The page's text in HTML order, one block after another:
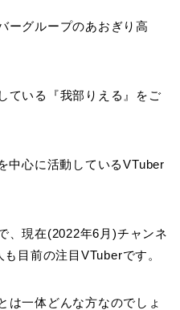
ーグループのあおぎり高
ている『我部りえる』をご
中心に活動しているVTuber
、現在(2022年6月)チャンネ
目前の注目VTuberです。
は一体どんな方なのでしょ